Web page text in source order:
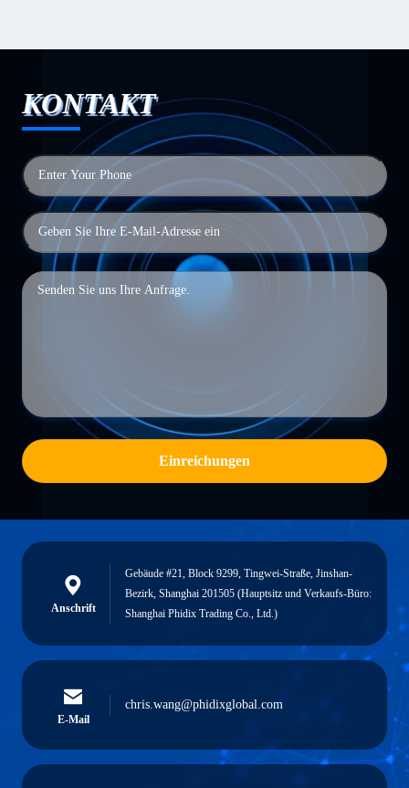
KONTAKT
Einreichungen
Anschrift
Gebäude #21, Block 9299, Tingwei-Straße, Jinshan-
Bezirk, Shanghai 201505 (Hauptsitz und Verkaufs-Büro:
Shanghai Phidix Trading Co., Ltd.)
E-Mail
chris.wang@phidixglobal.com